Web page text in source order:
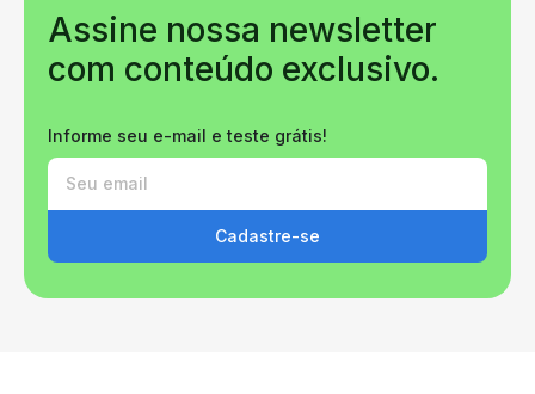
Assine nossa newsletter
com conteúdo exclusivo.
Informe seu e-mail e teste grátis!
Cadastre-se